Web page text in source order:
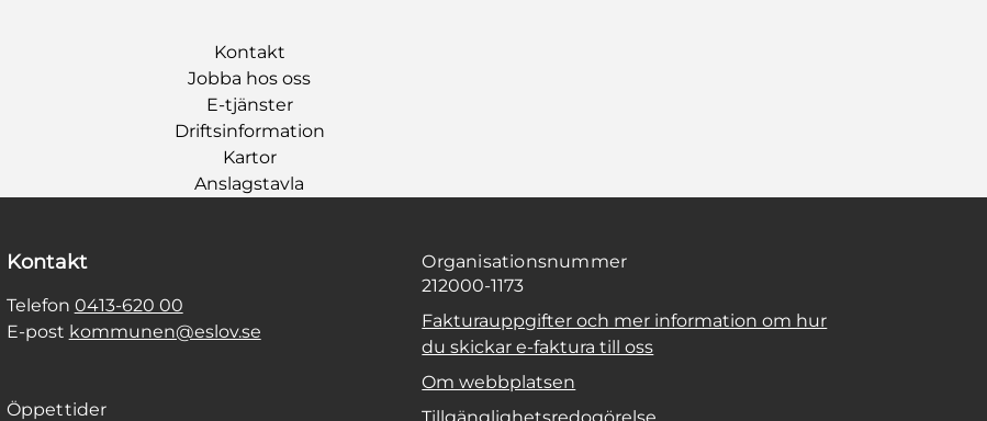
Kontakt
Jobba hos oss
E-tjänster
Driftsinformation
Kartor
Anslagstavla
Kontakt
Telefon 0413-620 00
E-post kommunen@eslov.se
Öppettider
Organisationsnummer
212000-1173
Fakturauppgifter och mer information om hur
du skickar e-faktura till oss
Om webbplatsen